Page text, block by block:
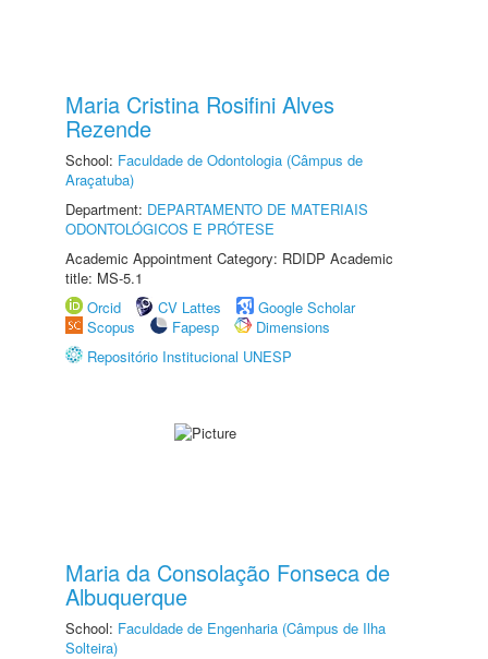
Maria Cristina Rosifini Alves
Rezende
School: Faculdade de Odontologia (Câmpus de
Araçatuba)
Department: DEPARTAMENTO DE MATERIAIS
ODONTOLÓGICOS E PRÓTESE
Academic Appointment Category: RDIDP Academic
title: MS-5.1
Orcid
CV Lattes
Google Scholar
Scopus
Fapesp
Dimensions
Repositório Institucional UNESP
Maria da Consolação Fonseca de
Albuquerque
School: Faculdade de Engenharia (Câmpus de Ilha
Solteira)